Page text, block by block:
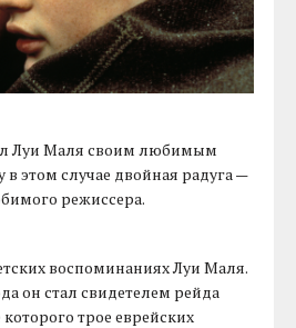
Луи Маля своим любимым
этом случае двойная радуга —
режиссера.
воспоминаниях Луи Маля.
он стал свидетелем рейда
которого трое еврейских